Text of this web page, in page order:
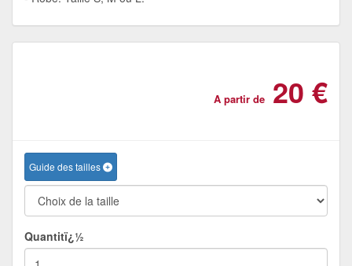
A partir de 20 €
Guide des tailles
Quantitï¿½